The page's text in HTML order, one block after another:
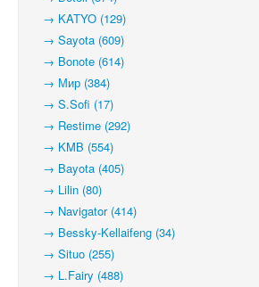
→ KATYO (129)
→ Sayota (609)
→ Bonote (614)
→ Мир (384)
→ S.Sofi (17)
→ Restime (292)
→ KMB (554)
→ Bayota (405)
→ Lilin (80)
→ Navigator (414)
→ Bessky-Kellaifeng (34)
→ Situo (255)
→ L.Fairy (488)